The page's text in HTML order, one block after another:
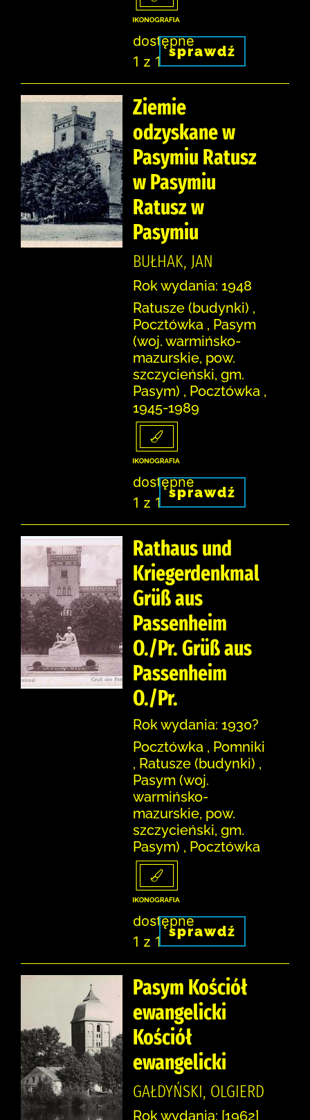
dostępne
1 z 1
sprawdź
Ziemie
odzyskane w
Pasymiu Ratusz
w Pasymiu
Ratusz w
Pasymiu
BUŁHAK, JAN
Rok wydania: 1948
Ratusze (budynki) ,
Pocztówka , Pasym
(woj. warmińsko-
mazurskie, pow.
szczycieński, gm.
Pasym) , Pocztówka ,
1945-1989
dostępne
1 z 1
sprawdź
Rathaus und
Kriegerdenkmal
Grüß aus
Passenheim
O./Pr. Grüß aus
Passenheim
O./Pr.
Rok wydania: 1930?
Pocztówka , Pomniki
, Ratusze (budynki) ,
Pasym (woj.
warmińsko-
mazurskie, pow.
szczycieński, gm.
Pasym) , Pocztówka
dostępne
1 z 1
sprawdź
Pasym Kościół
ewangelicki
Kościół
ewangelicki
GAŁDYŃSKI, OLGIERD
Rok wydania: [1962]